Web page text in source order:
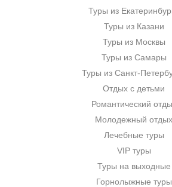
Туры из
Туры из Казани
Туры из Москвы
Туры из Самары
Туры из Санкт-
Отдых с детьми
Романтический
Молодежный отдых
Лечебные туры
VIP туры
Туры на выходные
Горнолыжные туры